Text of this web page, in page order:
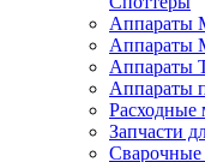
Аппараты
Аппараты
Аппараты
Аппараты
Расходные
Запчасти
Сварочные